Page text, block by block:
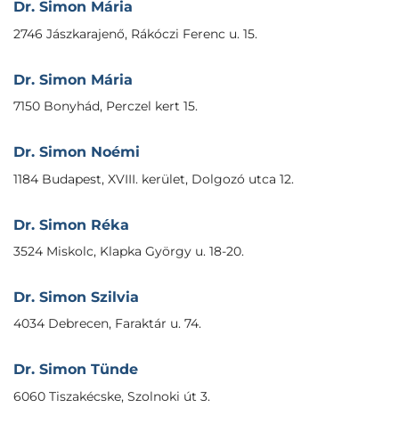
Dr. Simon Mária
2746 Jászkarajenő, Rákóczi Ferenc u. 15.
Dr. Simon Mária
7150 Bonyhád, Perczel kert 15.
Dr. Simon Noémi
1184 Budapest, XVIII. kerület, Dolgozó utca 12.
Dr. Simon Réka
3524 Miskolc, Klapka György u. 18-20.
Dr. Simon Szilvia
4034 Debrecen, Faraktár u. 74.
Dr. Simon Tünde
6060 Tiszakécske, Szolnoki út 3.